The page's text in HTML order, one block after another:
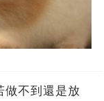
做不到還是放